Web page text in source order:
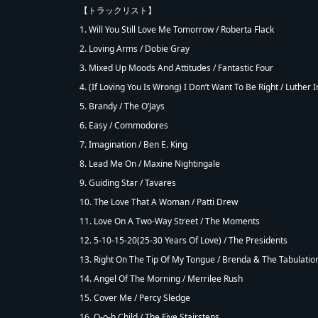
【トラックリスト】
1. Will You Still Love Me Tomorrow / Roberta Flack
2. Loving Arms / Dobie Gray
3. Mixed Up Moods And Attitudes / Fantastic Four
4. (If Loving You Is Wrong) I Don’t Want To Be Right / Luther
5. Brandy / The O’Jays
6. Easy / Commodores
7. Imagination / Ben E. King
8. Lead Me On / Maxine Nightingale
9. Guiding Star / Tavares
10. The Love That A Woman / Patti Drew
11. Love On A Two-Way Street / The Moments
12. 5-10-15-20(25-30 Years Of Love) / The Presidents
13. Right On The Tip Of My Tongue / Brenda & The
14. Angel Of The Morning / Merrilee Rush
15. Cover Me / Percy Sledge